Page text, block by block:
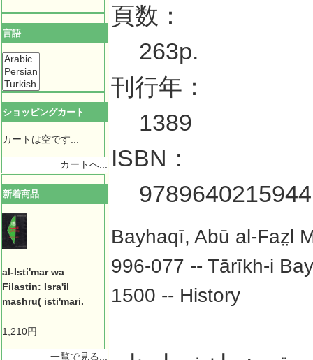
言語
ショッピングカート
カートは空です...
カートへ...
新着商品
al-Isti'mar wa
Filastin: Isra'il
mashru( isti'mari.
1,210円
一覧で見る...
頁数：
263p.
刊行年：
1389
ISBN：
9789640215944
Bayhaqī, Abū al-Faz̤l
996-077 -- Tārīkh-i
1500 -- History